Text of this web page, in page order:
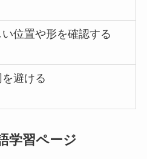
位置や形を確認する
避ける
学習ページ